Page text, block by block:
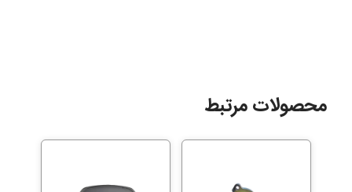
محصولات مرتبط